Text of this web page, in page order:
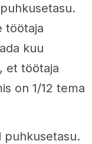
töötaja
kuu
et töötaja
on 1/12 tema
puhkusetasu.